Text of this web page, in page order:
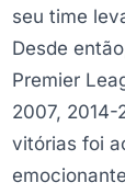
seu time
Desde
Premier
2007, 2014-
vitórias foi